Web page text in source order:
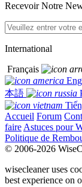
Recevoir Notre
International
Français
本語
Accueil Forum
faire Astuces pour
Politique de
© 2006-2026
wisecleaner uses
best experience on